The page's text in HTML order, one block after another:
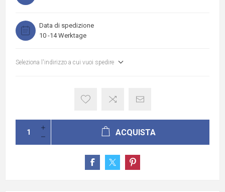
Data di spedizione
10 -14 Werktage
Seleziona l'indirizzo a cui vuoi spedire
ACQUISTA